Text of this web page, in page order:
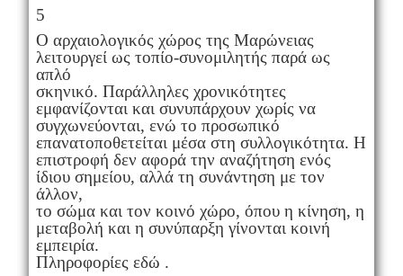
5
Ο αρχαιολογικός χώρος της Μαρώνειας
λειτουργεί ως τοπίο-συνομιλητής παρά ως
απλό
σκηνικό. Παράλληλες χρονικότητες
εμφανίζονται και συνυπάρχουν χωρίς να
συγχωνεύονται, ενώ το προσωπικό
επανατοποθετείται μέσα στη συλλογικότητα. Η
επιστροφή δεν αφορά την αναζήτηση ενός
ίδιου σημείου, αλλά τη συνάντηση με τον
άλλον,
το σώμα και τον κοινό χώρο, όπου η κίνηση, η
μεταβολή και η συνύπαρξη γίνονται κοινή
εμπειρία.
Πληροφορίες εδώ .